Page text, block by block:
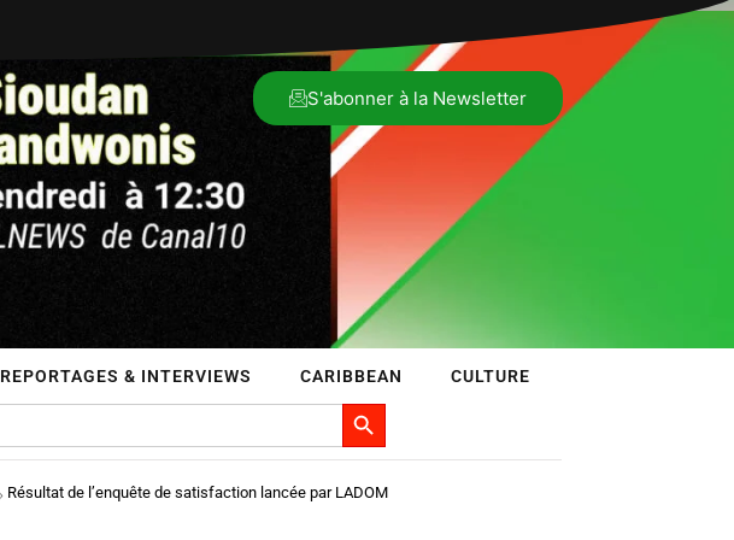
S'abonner à la Newsletter
REPORTAGES & INTERVIEWS CARIBBEAN CULTURE
Search Button
Résultat de l’enquête de satisfaction lancée par LADOM